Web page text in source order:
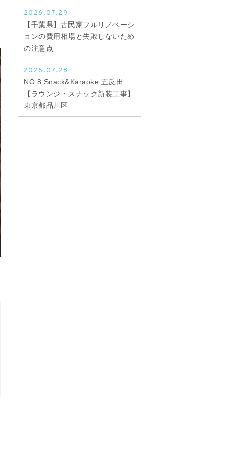
2026.07.29
【千葉県】古民家フルリノベーシ
ョンの費用相場と失敗しないため
の注意点
2026.07.28
NO.8 Snack&Karaoke 五反田
【ラウンジ・スナック新装工事】
東京都品川区